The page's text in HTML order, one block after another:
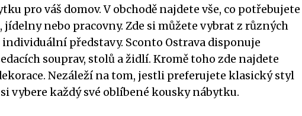
pro váš domov. V obchodě najdete vše, co potřebujete
nebo pracovny. Zde si můžete vybrat z různých
představy. Sconto Ostrava disponuje
souprav, stolů a židlí. Kromě toho zde najdete
Nezáleží na tom, jestli preferujete klasický styl
vybere každý své oblíbené kousky nábytku.